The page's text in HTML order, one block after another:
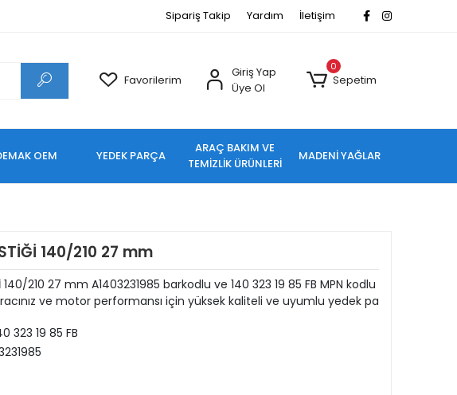
Sipariş Takip Yardım İletişim
Favorilerim
Giriş Yap
Üye Ol
0
Sepetim
OEM YEDEK PARÇA
ARAÇ BAKIM VE
TEMİZLİK ÜRÜNLERİ
MADENİ YAĞLAR
140/210 27 mm
140/210 27 mm A1403231985 barkodlu ve 140 323 19 85 FB MPN kodlu
ve motor performansı için yüksek kaliteli ve uyumlu yedek pa
323 19 85 FB